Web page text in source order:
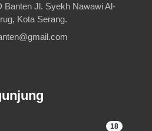
Banten Jl. Syekh Nawawi Al-
Kota Serang.
18